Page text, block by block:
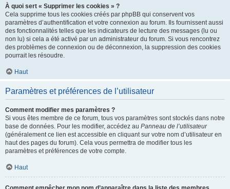
À quoi sert « Supprimer les cookies » ?
Cela supprime tous les cookies créés par phpBB qui conservent vos
paramètres d’authentification et votre connexion au forum. Ils fournissent aussi
des fonctionnalités telles que les indicateurs de lecture des messages (lu ou
non lu) si cela a été activé par un administrateur du forum. Si vous rencontrez
des problèmes de connexion ou de déconnexion, la suppression des cookies
pourrait les résoudre.
Haut
Paramètres et préférences de l’utilisateur
Comment modifier mes paramètres ?
Si vous êtes membre de ce forum, tous vos paramètres sont stockés dans notre
base de données. Pour les modifier, accédez au Panneau de l’utilisateur
(généralement ce lien est accessible en cliquant sur votre nom d’utilisateur en
haut des pages du forum). Cela vous permettra de modifier tous les
paramètres et préférences de votre compte.
Haut